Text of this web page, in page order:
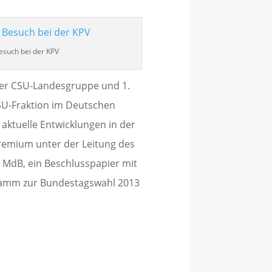
bei der KPV
CSU-Landesgruppe und 1.
Fraktion im Deutschen
Entwicklungen in der
unter der Leitung des
ein Beschlusspapier mit
zur Bundestagswahl 2013